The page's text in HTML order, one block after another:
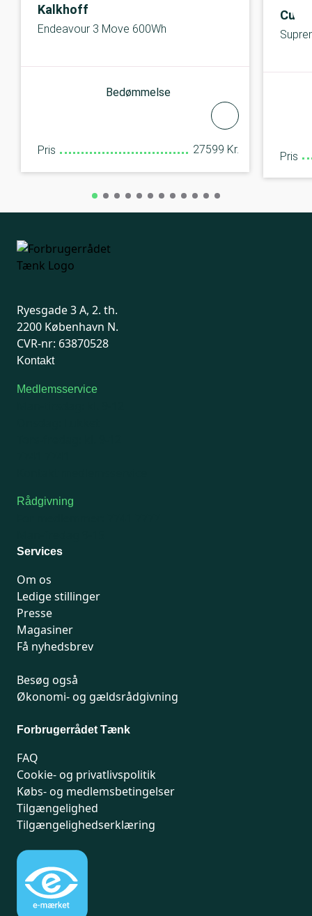
Kalkhoff
Endeavour 3 Move 600Wh
Bedømmelse
Pris 27599 Kr.
Cube
Pris
Ryesgade 3 A, 2. th.
2200 København N.
CVR-nr: 63870528
Kontakt
Medlemsservice
Rådgivning
Services
Om os
Ledige stillinger
Presse
Magasiner
Få nyhedsbrev
Besøg også
Økonomi- og gældsrådgivning
Forbrugerrådet Tænk
FAQ
Cookie- og privatlivspolitik
Købs- og medlemsbetingelser
Tilgængelighed
Tilgængelighedserklæring